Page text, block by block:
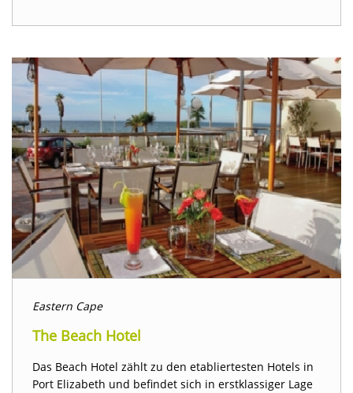
Eastern Cape
The Beach Hotel
Das Beach Hotel zählt zu den etabliertesten Hotels in
Port Elizabeth und befindet sich in erstklassiger Lage